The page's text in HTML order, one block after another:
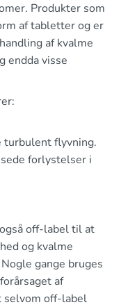
Produkter som
af tabletter og er
af kvalme
endda visse
turbulent flyvning.
forlystelser i
off-label til at
og kvalme
gange bruges
af
off-label